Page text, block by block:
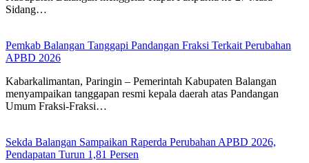
Sidang…
Pemkab Balangan Tanggapi Pandangan Fraksi Terkait Perubahan
APBD 2026
Kabarkalimantan, Paringin – Pemerintah Kabupaten Balangan
menyampaikan tanggapan resmi kepala daerah atas Pandangan
Umum Fraksi-Fraksi…
Sekda Balangan Sampaikan Raperda Perubahan APBD 2026,
Pendapatan Turun 1,81 Persen